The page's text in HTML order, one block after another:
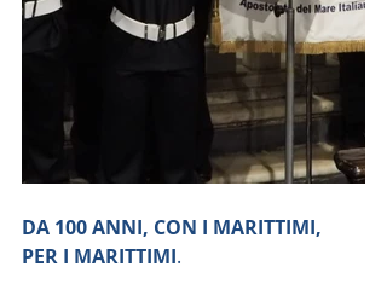
DA 100 ANNI, CON I MARITTIMI,
PER I MARITTIMI.